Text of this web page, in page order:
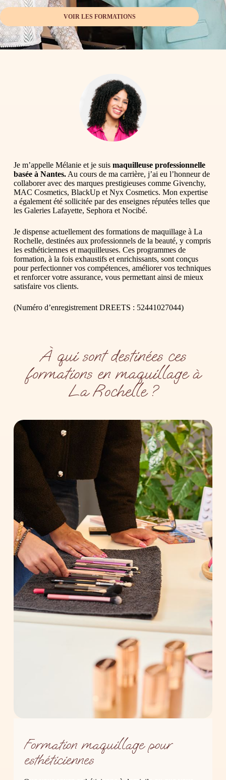
VOIR LES FORMATIONS
Je m’appelle Mélanie et je suis maquilleuse professionnelle
basée à Nantes.Au cours de ma carrière, j’ai eu l’honneur de
collaborer avec des marques prestigieuses comme Givenchy,
MAC Cosmetics, BlackUp et Nyx Cosmetics. Mon expertise
a également été sollicitée par des enseignes réputées telles que
les Galeries Lafayette, Sephora et Nocibé.
Je dispense actuellement des formations de maquillage à La
Rochelle, destinées aux professionnels de la beauté, y compris
les esthéticiennes et maquilleuses. Ces programmes de
formation, à la fois exhaustifs et enrichissants, sont conçus
pour perfectionner vos compétences, améliorer vos techniques
et renforcer votre assurance, vous permettant ainsi de mieux
satisfaire vos clients.
(Numéro d’enregistrement DREETS : 52441027044)
À qui sont destinées ces
formations en maquillage à
La Rochelle ?
Formation maquillage pour
esthéticiennes